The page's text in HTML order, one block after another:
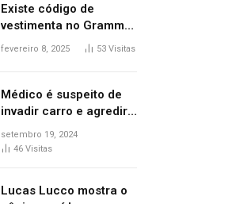
Existe código de
vestimenta no Grammy?
Questionamento surgiu
aparecer nua na
premiação
fevereiro 8, 2025 53 Visitas
Médico é suspeito de
invadir carro e agredir
delegado aposentado
durante confusão no
setembro 19, 2024
46 Visitas
Lucas Lucco mostra o